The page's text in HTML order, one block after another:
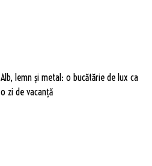
Alb, lemn și metal: o bucătărie de lux ca
o zi de vacanță